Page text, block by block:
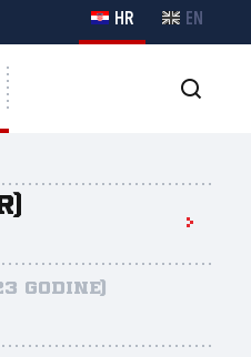
HR EN
godine)